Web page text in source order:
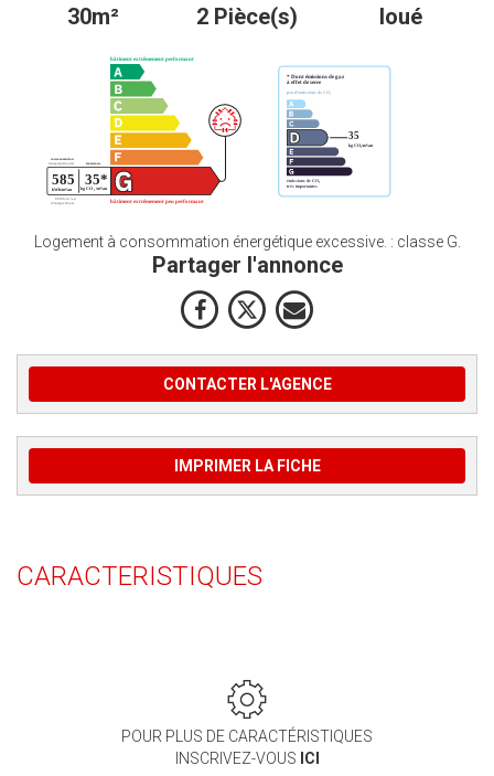
30m² 2 Pièce(s) loué
Logement à consommation énergétique excessive. : classe G.
Partager l'annonce
CONTACTER L'AGENCE
IMPRIMER LA FICHE
CARACTERISTIQUES
POUR PLUS DE CARACTÉRISTIQUES
INSCRIVEZ-VOUS ICI